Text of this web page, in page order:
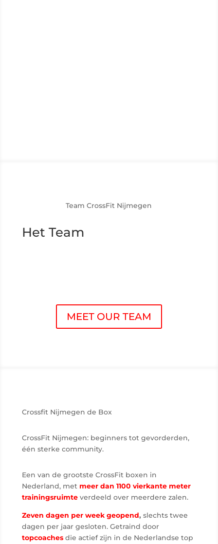
Team CrossFit Nijmegen
Het Team
MEET OUR TEAM
Crossfit Nijmegen de Box
CrossFit Nijmegen: beginners tot gevorderden,
één sterke community.
Een van de grootste CrossFit boxen in
Nederland, met meer dan 1100 vierkante meter
trainingsruimte verdeeld over meerdere zalen.
Zeven dagen per week geopend, slechts twee
dagen per jaar gesloten. Getraind door
topcoaches die actief zijn in de Nederlandse top